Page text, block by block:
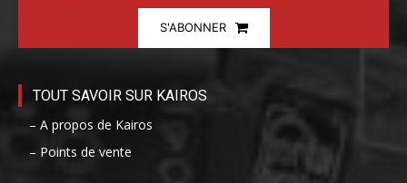
S'ABONNER
TOUT SAVOIR SUR KAIROS
– A propos de Kairos
– Points de vente